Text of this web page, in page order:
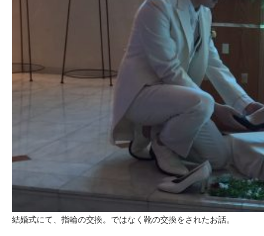
結婚式にて、指輪の交換。ではなく靴の交換をされたお話。